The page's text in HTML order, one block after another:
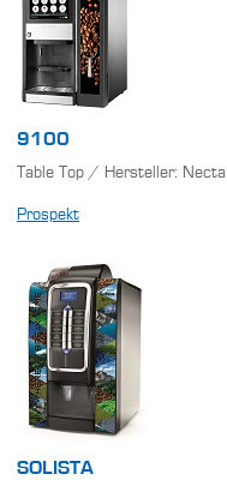
9100
Table Top / Hersteller: Necta
Prospekt
SOLISTA